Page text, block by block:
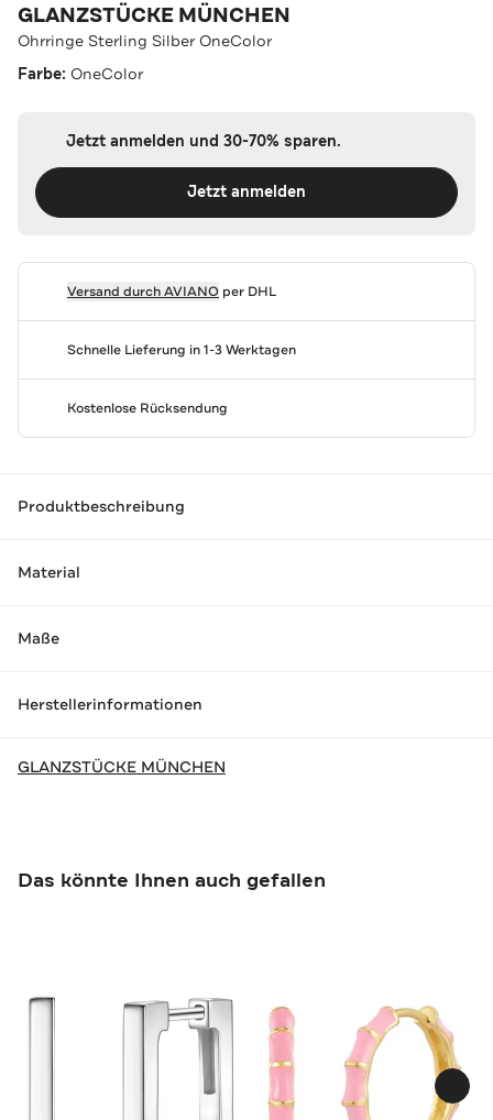
GLANZSTÜCKE MÜNCHEN
Ohrringe Sterling Silber OneColor
Farbe: OneColor
Jetzt anmelden und 30-70% sparen.
Jetzt anmelden
Versand durchAVIANOper DHL
Schnelle Lieferung in 1-3 Werktagen
Kostenlose Rücksendung
Produktbeschreibung
Material
Maße
Herstellerinformationen
GLANZSTÜCKE MÜNCHEN
Das könnte Ihnen auch gefallen